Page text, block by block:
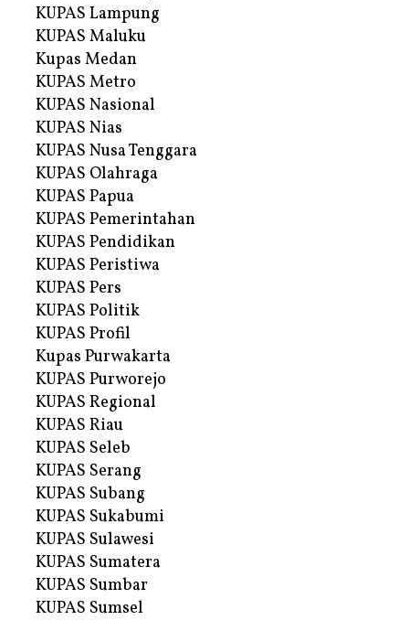
KUPAS Lampung
KUPAS Maluku
Kupas Medan
KUPAS Metro
KUPAS Nasional
KUPAS Nias
KUPAS Nusa Tenggara
KUPAS Olahraga
KUPAS Papua
KUPAS Pemerintahan
KUPAS Pendidikan
KUPAS Peristiwa
KUPAS Pers
KUPAS Politik
KUPAS Profil
Kupas Purwakarta
KUPAS Purworejo
KUPAS Regional
KUPAS Riau
KUPAS Seleb
KUPAS Serang
KUPAS Subang
KUPAS Sukabumi
KUPAS Sulawesi
KUPAS Sumatera
KUPAS Sumbar
KUPAS Sumsel